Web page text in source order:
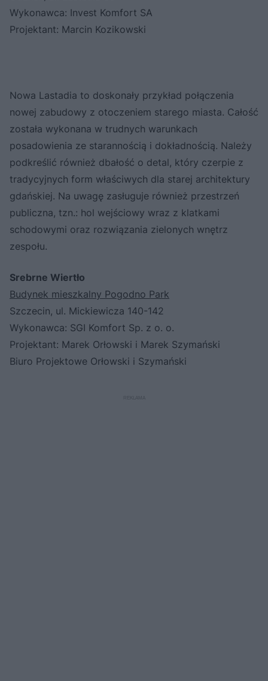
Wykonawca: Invest Komfort SA
Projektant: Marcin Kozikowski
Nowa Lastadia to doskonały przykład połączenia
nowej zabudowy z otoczeniem starego miasta. Całość
została wykonana w trudnych warunkach
posadowienia ze starannością i dokładnością. Należy
podkreślić również dbałość o detal, który czerpie z
tradycyjnych form właściwych dla starej architektury
gdańskiej. Na uwagę zasługuje również przestrzeń
publiczna, tzn.: hol wejściowy wraz z klatkami
schodowymi oraz rozwiązania zielonych wnętrz
zespołu.
Srebrne Wiertło
Budynek mieszkalny Pogodno Park
Szczecin, ul. Mickiewicza 140-142
Wykonawca: SGI Komfort Sp. z o. o.
Projektant: Marek Orłowski i Marek Szymański
Biuro Projektowe Orłowski i Szymański